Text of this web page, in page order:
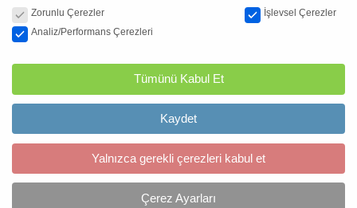
İletişim Bilgileri
Mithatpaşa Cad. No:1606 İnciraltı 15 Temmuz Sağlık Yerleşkesi Balçova/
Zorunlu Çerezler
İşlevsel Çerezler
Analiz/Performans Çerezleri
Tümünü Kabul Et
Kaydet
Yalnızca gerekli çerezleri kabul et
Çerez Ayarları